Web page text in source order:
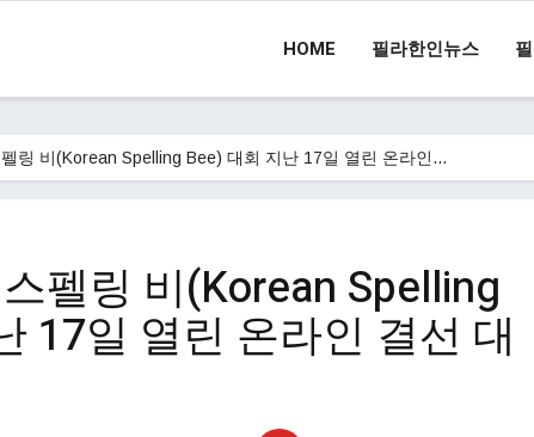
HOME 필라한인뉴스
링 비(Korean Spelling Bee) 대회 지난 17일 열린 온라인…
펠링 비(Korean Spelling
17일 열린 온라인 결선 대